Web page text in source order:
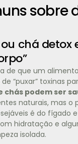
sobre
ou chá detox
de que um
“puxar” toxinas
chás podem ser
naturais, mas o
é do fígado e
hidratação e
isolada.